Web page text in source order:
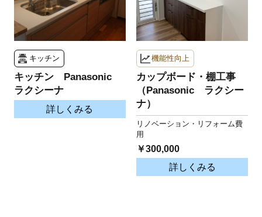
キッチン
キッチン Panasonic
ラクシーナ
詳しくみる
機能性向上
カップボード・棚工事
（Panasonic ラクシー
ナ）
リノベーション・リフォーム費
用
￥300,000
詳しくみる